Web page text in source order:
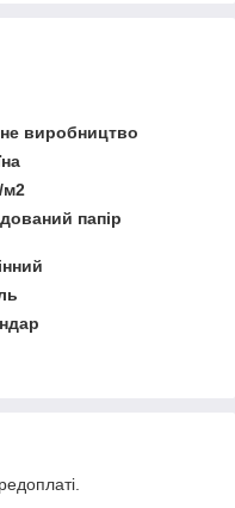
виробництво
м2
папір